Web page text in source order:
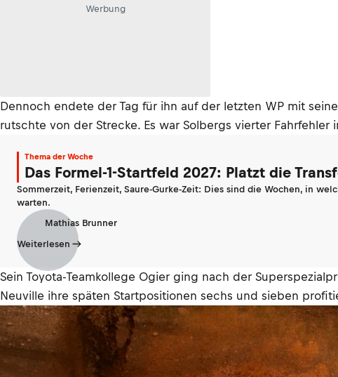
Werbung
Dennoch endete der Tag für ihn auf der letzten WP mit
rutschte von der Strecke. Es war Solbergs vierter
Thema der Woche
Das Formel-1-Startfeld 2027: Platzt die
Sommerzeit, Ferienzeit, Saure-Gurke-Zeit: Dies sind die Wochen, in
warten.
Mathias Brunner
Weiterlesen
Sein Toyota-Teamkollege Ogier ging nach der
Neuville ihre späten Startpositionen sechs und sieben